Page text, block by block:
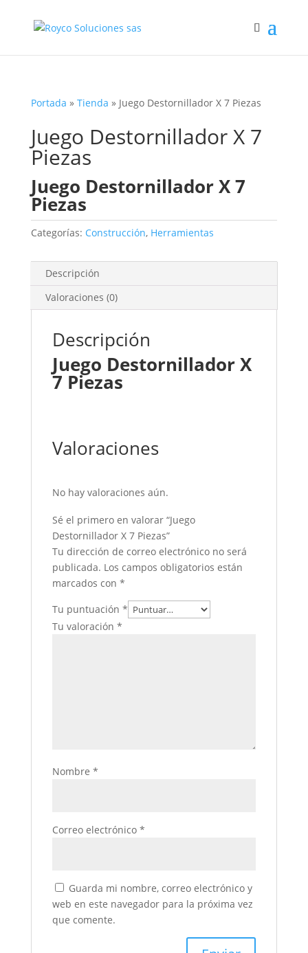
Portada » Tienda » Juego Destornillador X 7 Piezas
Juego Destornillador X 7
Piezas
Juego Destornillador X 7
Piezas
Categorías: Construcción, Herramientas
Descripción
Valoraciones (0)
Descripción
Juego Destornillador X
7 Piezas
Valoraciones
No hay valoraciones aún.
Sé el primero en valorar “Juego
Destornillador X 7 Piezas”
Tu dirección de correo electrónico no será
publicada. Los campos obligatorios están
marcados con *
Tu puntuación *
Tu valoración *
Nombre *
Correo electrónico *
Guarda mi nombre, correo electrónico y
web en este navegador para la próxima vez
que comente.